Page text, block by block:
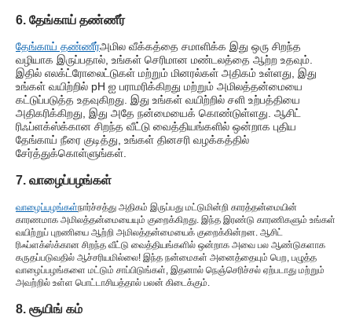
6. தேங்காய் தண்ணீர்
தேங்காய் தண்ணீர்அமில வீக்கத்தை சமாளிக்க இது ஒரு சிறந்த
வழியாக இருப்பதால், உங்கள் செரிமான மண்டலத்தை ஆற்ற உதவும்.
இதில் எலக்ட்ரோலைட்டுகள் மற்றும் மினரல்கள் அதிகம் உள்ளது, இது
உங்கள் வயிற்றில் pH ஐ பராமரிக்கிறது மற்றும் அமிலத்தன்மையை
கட்டுப்படுத்த உதவுகிறது. இது உங்கள் வயிற்றில் சளி உற்பத்தியை
அதிகரிக்கிறது, இது அதே நன்மையைக் கொண்டுள்ளது. ஆசிட்
ரிஃப்ளக்ஸ்க்கான சிறந்த வீட்டு வைத்தியங்களில் ஒன்றாக புதிய
தேங்காய் நீரை குடித்து, உங்கள் தினசரி வழக்கத்தில்
சேர்த்துக்கொள்ளுங்கள்.
7. வாழைப்பழங்கள்
வாழைப்பழங்கள்நார்ச்சத்து அதிகம் இருப்பது மட்டுமின்றி காரத்தன்மையின்
காரணமாக அமிலத்தன்மையையும் குறைக்கிறது. இந்த இரண்டு காரணிகளும் உங்கள்
வயிற்றுப் புறணியை ஆற்றி அமிலத்தன்மையைக் குறைக்கின்றன. ஆசிட்
ரிஃப்ளக்ஸ்க்கான சிறந்த வீட்டு வைத்தியங்களில் ஒன்றாக அவை பல ஆண்டுகளாக
கருதப்படுவதில் ஆச்சரியமில்லை! இந்த நன்மைகள் அனைத்தையும் பெற, பழுத்த
வாழைப்பழங்களை மட்டும் சாப்பிடுங்கள், இதனால் நெஞ்செரிச்சல் ஏற்படாது மற்றும்
அவற்றில் உள்ள பொட்டாசியத்தால் பலன் கிடைக்கும்.
8. சூயிங் கம்